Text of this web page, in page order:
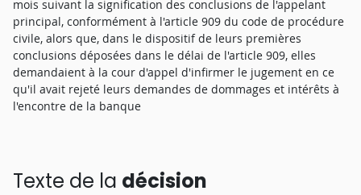
mois suivant la signification des conclusions de l'appelant
principal, conformément à l'article 909 du code de procédure
civile, alors que, dans le dispositif de leurs premières
conclusions déposées dans le délai de l'article 909, elles
demandaient à la cour d'appel d'infirmer le jugement en ce
qu'il avait rejeté leurs demandes de dommages et intérêts à
l'encontre de la banque
Texte de la décision